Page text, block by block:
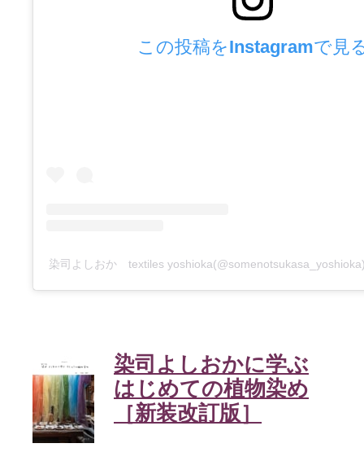
この投稿をInstagramで見
染司よしおか textiles
染司よしおかに学ぶ
はじめての植物染め
［新装改訂版］